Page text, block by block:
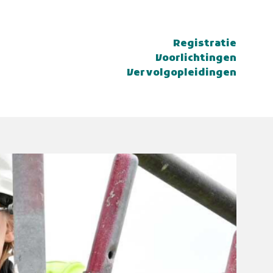
Registratie
Voorlichtingen
Vervolgopleidingen